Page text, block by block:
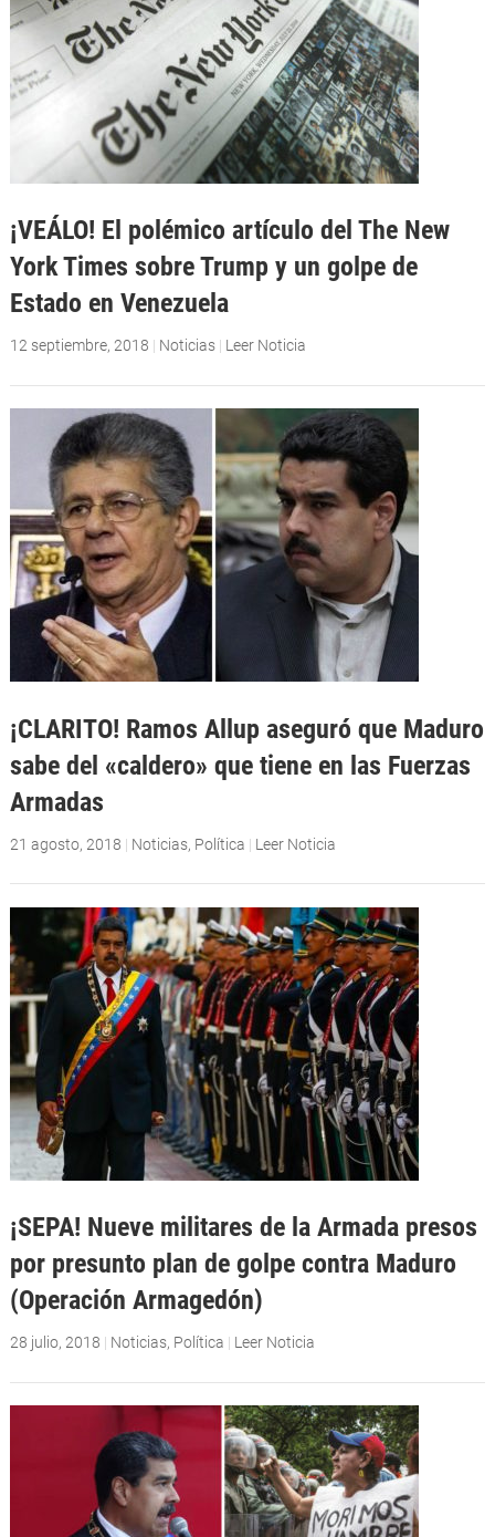
¡VEÁLO! El polémico artículo del The New
York Times sobre Trump y un golpe de
Estado en Venezuela
12 septiembre, 2018 | Noticias | Leer Noticia
¡CLARITO! Ramos Allup aseguró que Maduro
sabe del «caldero» que tiene en las Fuerzas
Armadas
21 agosto, 2018 | Noticias, Política | Leer Noticia
¡SEPA! Nueve militares de la Armada presos
por presunto plan de golpe contra Maduro
(Operación Armagedón)
28 julio, 2018 | Noticias, Política | Leer Noticia